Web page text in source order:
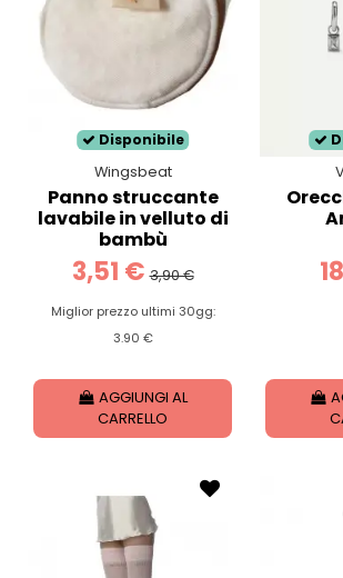
Disponibile
Wingsbeat
Panno struccante
lavabile in velluto di
bambù
3,51 € 3,90 €
Miglior prezzo ultimi 30gg:
3.90 €
AGGIUNGI AL
CARRELLO